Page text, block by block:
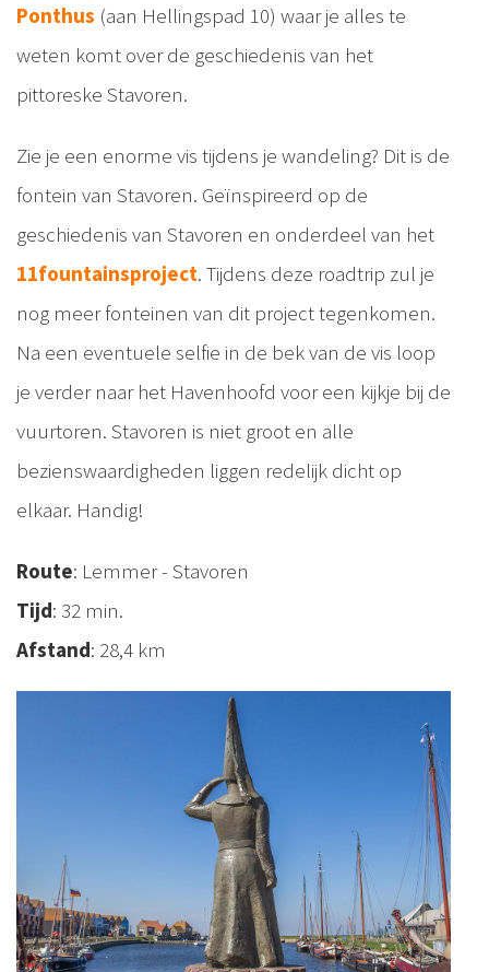
Ponthus (aan Hellingspad 10) waar je alles te
weten komt over de geschiedenis van het
pittoreske Stavoren.
Zie je een enorme vis tijdens je wandeling? Dit is de
fontein van Stavoren. Geïnspireerd op de
geschiedenis van Stavoren en onderdeel van het
11fountainsproject. Tijdens deze roadtrip zul je
nog meer fonteinen van dit project tegenkomen.
Na een eventuele selfie in de bek van de vis loop
je verder naar het Havenhoofd voor een kijkje bij de
vuurtoren. Stavoren is niet groot en alle
bezienswaardigheden liggen redelijk dicht op
elkaar. Handig!
Route: Lemmer - Stavoren
Tijd: 32 min.
Afstand: 28,4 km